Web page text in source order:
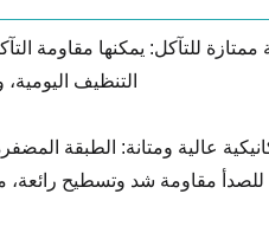
ممتازة للتآكل: يمكنها مقاومة
التنظيف
عالية ومتانة: الطبقة
للصدأ مقاومة شد وتسطيح